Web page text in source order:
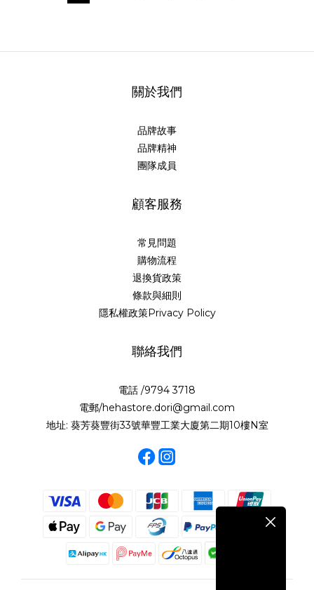
關於我們
品牌故事
品牌精神
團隊成員
顧客服務
常見問題
購物流程
退換貨政策
條款與細則
隱私權政策Privacy Policy
聯絡我們
電話 /9794 3718
電郵/hehastore.dori@gmail.com
地址: 葵芳葵豐街33號華豐工業大廈第二期10樓N室